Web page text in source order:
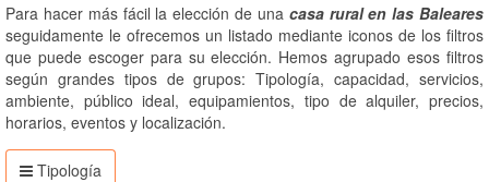
Para hacer más fácil la elección de una casa rural en las Baleares
seguidamente le ofrecemos un listado mediante iconos de los filtros
que puede escoger para su elección. Hemos agrupado esos filtros
según grandes tipos de grupos: Tipología, capacidad, servicios,
ambiente, público ideal, equipamientos, tipo de alquiler, precios,
horarios, eventos y localización.
Tipología